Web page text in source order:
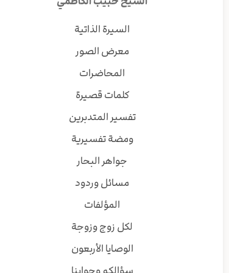
السيرة الذاتية
معرض الصور
المحاضرات
كلمات قصيرة
تفسير المتدبرين
ومضة تفسيرية
جواهر البحار
مسائل وردود
المؤلفات
لكل زوج وزوجة
الوصايا الأربعون